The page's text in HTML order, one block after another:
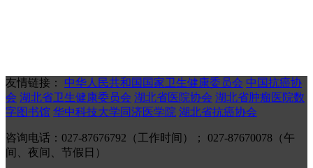
友情链接： 中华人民共和国国家卫生健康委员会 中国抗癌协
会 湖北省卫生健康委员会 湖北省医院协会 湖北省肿瘤医院数
字图书馆 华中科技大学同济医学院 湖北省抗癌协会
咨询电话：027-87676792（工作时间）； 027-87670078（午
间、夜间、节假日）